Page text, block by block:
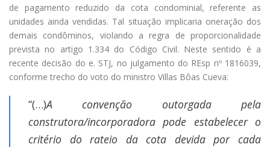
de pagamento reduzido da cota condominial, referente as
unidades ainda vendidas. Tal situação implicaria oneração dos
demais condôminos, violando a regra de proporcionalidade
prevista no artigo 1.334 do Código Civil. Neste sentido é a
recente decisão do e. STJ, no julgamento do REsp nº 1816039,
conforme trecho do voto do ministro Villas Bôas Cueva:
“(…)A convenção outorgada pela
construtora/incorporadora pode estabelecer o
critério do rateio da cota devida por cada